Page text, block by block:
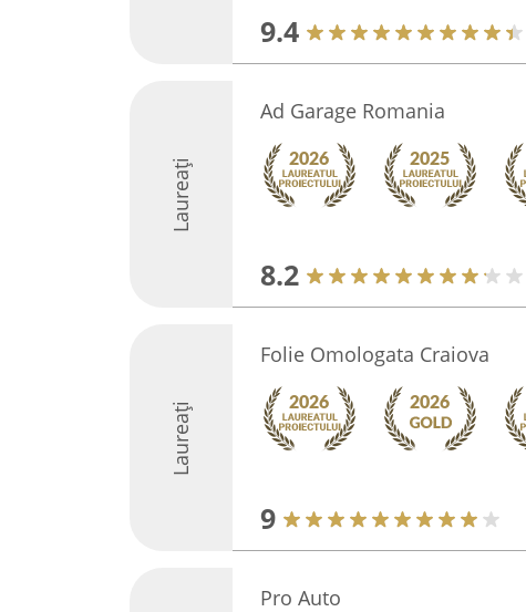
9.4
Laureați
Ad Garage Romania
8.2
Laureați
Folie Omologata Craiova
9
Pro Auto